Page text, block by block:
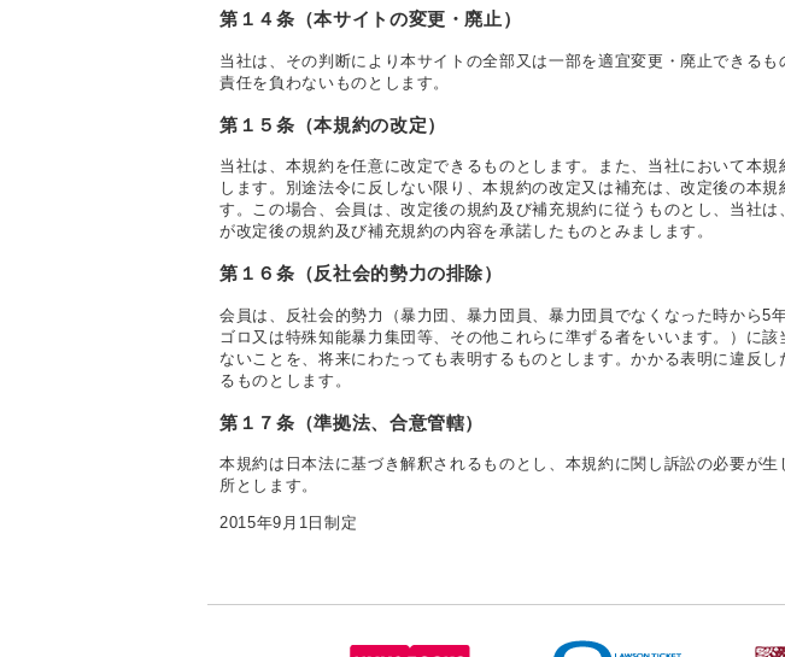
第１４条（本サイトの変更・廃止）
当社は、その判断により本サイトの全部又は一部を適宜変更・廃止できる
責任を負わないものとします。
第１５条（本規約の改定）
当社は、本規約を任意に改定できるものとします。また、当社において本
します。別途法令に反しない限り、本規約の改定又は補充は、改定後の本
す。この場合、会員は、改定後の規約及び補充規約に従うものとし、当社
が改定後の規約及び補充規約の内容を承諾したものとみまします。
第１６条（反社会的勢力の排除）
会員は、反社会的勢力（暴力団、暴力団員、暴力団員でなくなった時から
ゴロ又は特殊知能暴力集団等、その他これらに準ずる者をいいます。）に
ないことを、将来にわたっても表明するものとします。かかる表明に違反
るものとします。
第１７条（準拠法、合意管轄）
本規約は日本法に基づき解釈されるものとし、本規約に関し訴訟の必要が
所とします。
2015年9月1日制定